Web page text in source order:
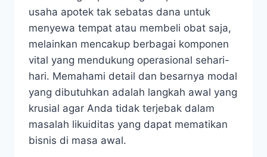
usaha apotek tak sebatas dana untuk
menyewa tempat atau membeli obat saja,
melainkan mencakup berbagai komponen
vital yang mendukung operasional sehari-
hari. Memahami detail dan besarnya modal
yang dibutuhkan adalah langkah awal yang
krusial agar Anda tidak terjebak dalam
masalah likuiditas yang dapat mematikan
bisnis di masa awal.